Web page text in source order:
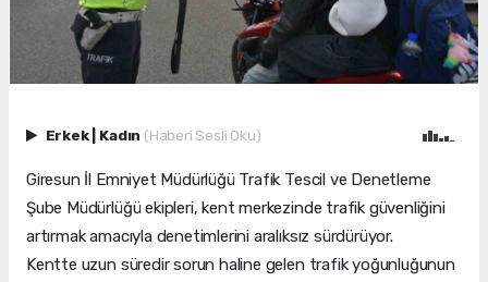
Erkek Kadın (Haberi Sesli Oku)
Giresun İl Emniyet Müdürlüğü Trafik Tescil ve Denetleme
Şube Müdürlüğü ekipleri, kent merkezinde trafik güvenliğini
artırmak amacıyla denetimlerini aralıksız sürdürüyor.
Kentte uzun süredir sorun haline gelen trafik yoğunluğunun